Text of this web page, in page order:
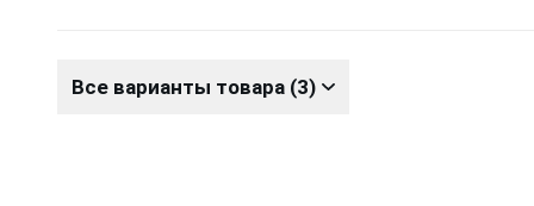
Все варианты товара (3)